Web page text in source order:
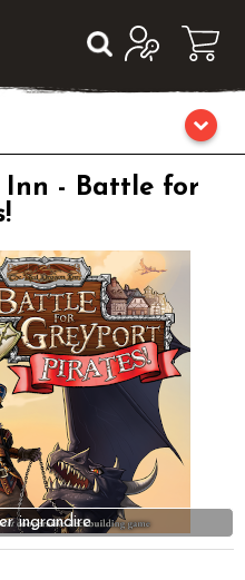
Inn - Battle for
ingrandire